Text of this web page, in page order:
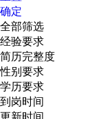
确定
全部筛选
经验要求
简历完整度
性别要求
学历要求
到岗时间